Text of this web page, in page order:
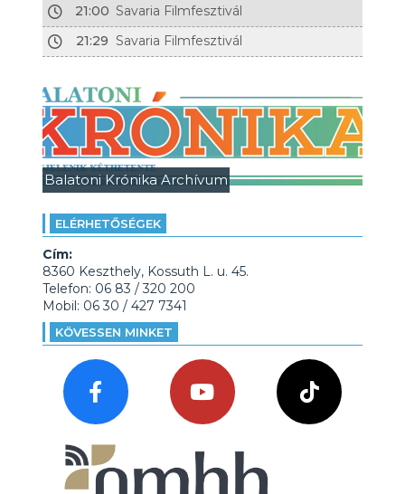
21:00 Savaria Filmfesztivál
21:29 Savaria Filmfesztivál
Balatoni Krónika Archívum
ELÉRHETŐSÉGEK
Cím:
8360 Keszthely, Kossuth L. u. 45.
Telefon: 06 83 / 320 200
Mobil: 06 30 / 427 7341
KÖVESSEN MINKET